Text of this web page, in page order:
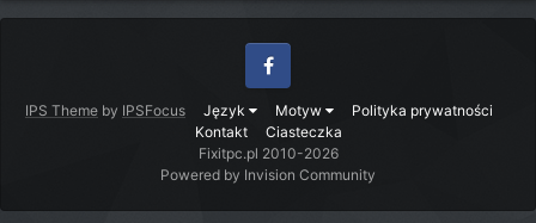
IPS Theme by IPSFocus Język Motyw
Polityka prywatności
Kontakt
Ciasteczka
Facebook
Fixitpc.pl 2010-2026
Powered by Invision Community